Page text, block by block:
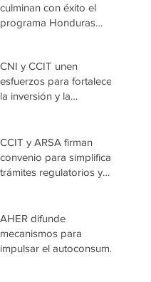
culminan con éxito el
programa Honduras
CNI y CCIT unen
esfuerzos para fortalecer
la inversión y la
CCIT y ARSA firman
convenio para simplificar
trámites regulatorios y
AHER difunde
mecanismos para
impulsar el autoconsumo